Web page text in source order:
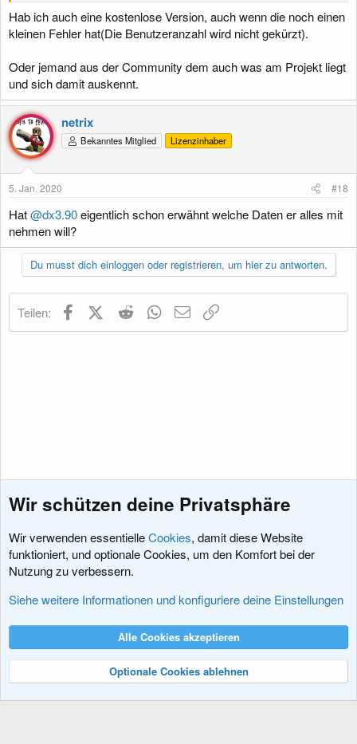
Hab ich auch eine kostenlose Version, auch wenn die noch einen
kleinen Fehler hat(Die Benutzeranzahl wird nicht gekürzt).
Oder jemand aus der Community dem auch was am Projekt liegt
und sich damit auskennt.
netrix
Bekanntes Mitglied Lizenzinhaber
5. Jan. 2020 #18
Hat@dx3.90eigentlich schon erwähnt welche Daten er alles mit
nehmen will?
Du musst dich einloggen oder registrieren, um hier zu antworten.
Teilen: FacebookX (Twitter)
Reddit WhatsApp
E-Mail
Fragen vor dem Kauf
Nutzungsbedingungen Datenschutz
R
Community platform by XenForo® © 2010-2024 XenForo Ltd.
Wir schützen deine Privatsphäre
Wir verwenden essentielleCookies, damit diese Website
funktioniert, und optionale Cookies, um den Komfort bei der
Nutzung zu verbessern.
Siehe weitere Informationen und konfiguriere deine Einstellungen
Alle Cookies akzeptieren
Optionale Cookies ablehnen